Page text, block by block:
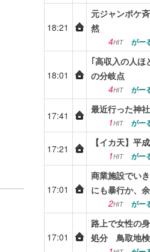
18:21
元ジャンポケ
然
4HIT がー
18:01
｢高収入の人
の分岐点
4HIT がー
17:41
最近行った神
1HIT がー
17:21
【イカ天】平
1HIT がー
17:01
商業施設でい
にも暴行か、
2HIT がー
17:01
路上で女性の
処分 鳥取地検